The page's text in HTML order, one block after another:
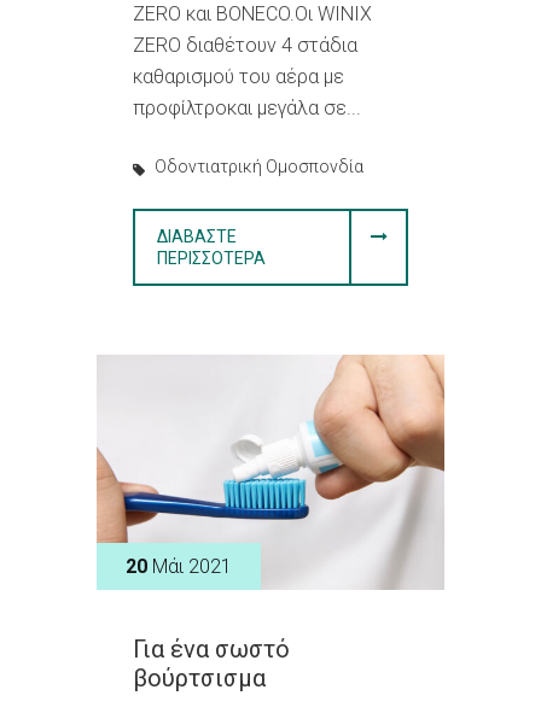
ZERO και BONECO.Οι WINIX
ZERO διαθέτουν 4 στάδια
καθαρισμού του αέρα με
προφίλτροκαι μεγάλα σε...
Οδοντιατρική Ομοσπονδία
ΔΙΑΒΆΣΤΕ
ΠΕΡΙΣΣΌΤΕΡΑ
20 Μάι 2021
Για ένα σωστό
βούρτσισμα